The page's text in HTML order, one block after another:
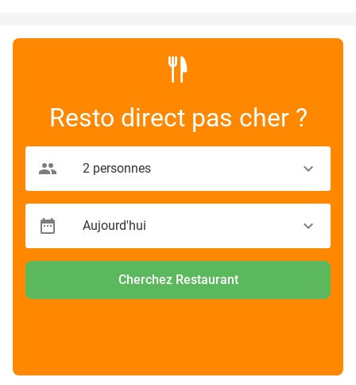
Resto direct pas cher ?
Cherchez Restaurant